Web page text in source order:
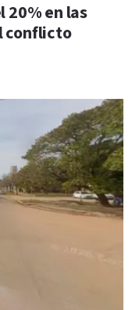
20% en las
conflicto